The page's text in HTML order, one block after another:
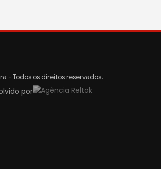
- Todos os direitos reservados.
por